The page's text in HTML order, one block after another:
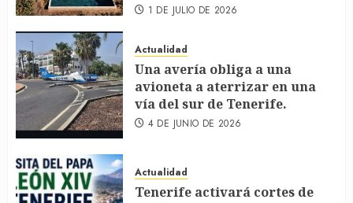
1 DE JULIO DE 2026
Actualidad
Una avería obliga a una
avioneta a aterrizar en una
vía del sur de Tenerife.
4 DE JUNIO DE 2026
Actualidad
Tenerife activará cortes de